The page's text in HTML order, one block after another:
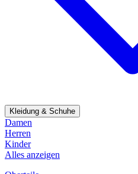
Kleidung & Schuhe
Damen
Herren
Kinder
Alles anzeigen